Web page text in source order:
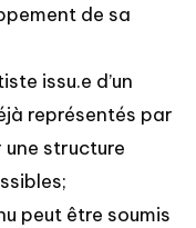
de sa
issu.e d’un
représentés par
une structure
peut être soumis